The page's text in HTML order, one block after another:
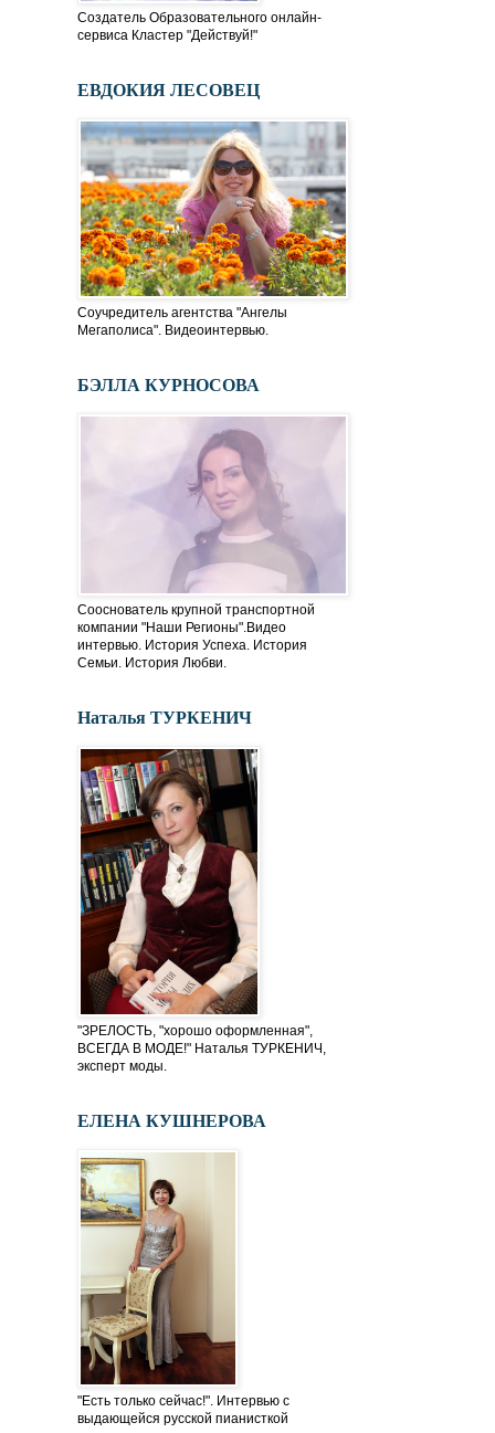
Создатель Образовательного онлайн-
сервиса Кластер "Действуй!"
ЕВДОКИЯ ЛЕСОВЕЦ
Соучредитель агентства "Ангелы
Мегаполиса". Видеоинтервью.
БЭЛЛА КУРНОСОВА
Сооснователь крупной транспортной
компании "Наши Регионы".Видео
интервью. История Успеха. История
Семьи. История Любви.
Наталья ТУРКЕНИЧ
"ЗРЕЛОСТЬ, "хорошо оформленная",
ВСЕГДА В МОДЕ!" Наталья ТУРКЕНИЧ,
эксперт моды.
ЕЛЕНА КУШНЕРОВА
"Есть только сейчас!". Интервью с
выдающейся русской пианисткой